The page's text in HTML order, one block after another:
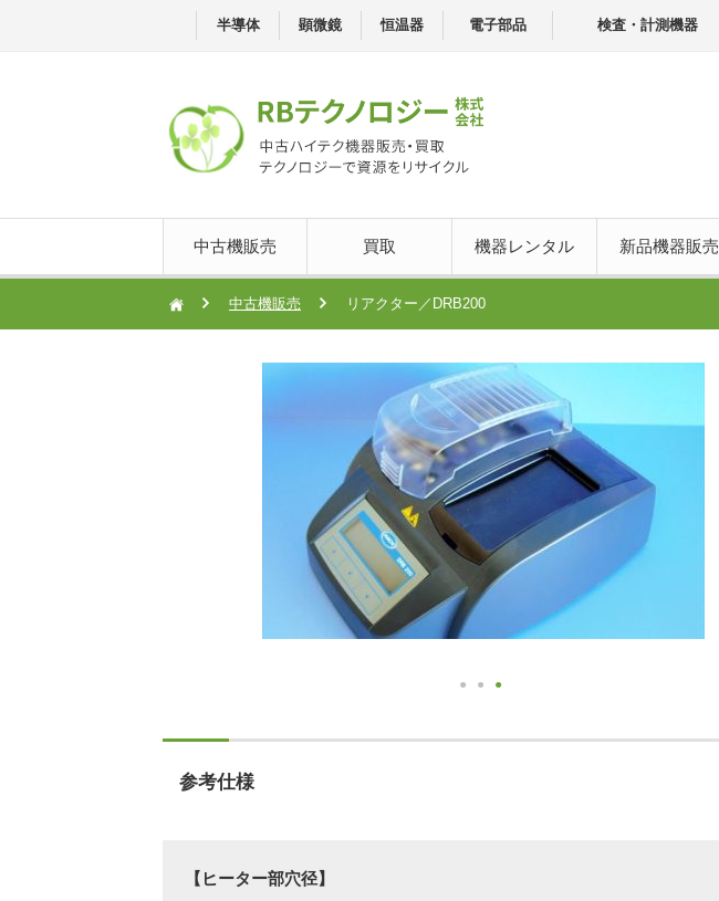
半導体 顕微鏡 恒温器 電子部品 検査・計測機器
中古機販売 買取 機器レンタル 新品機器販売
中古機販売 リアクター／DRB200
参考仕様
【ヒーター部穴径】